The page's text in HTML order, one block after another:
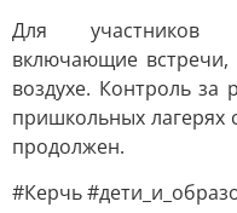
Для участников
включающие встречи,
воздухе. Контроль за
пришкольных
продолжен.
#Керчь